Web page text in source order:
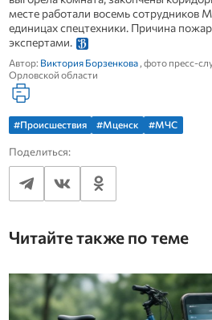
месте работали восемь сотрудников
единицах спецтехники. Причина
экспертами.
Автор: Виктория Борзенкова, фото пресс-
Орловской области
#Происшествия #Мценск #МЧС
Поделиться:
Читайте также по теме